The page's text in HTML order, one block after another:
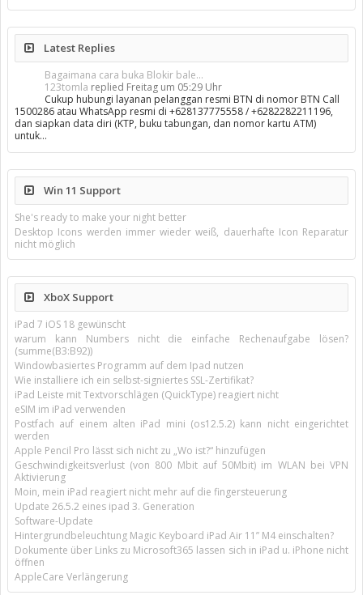
Latest Replies
Bagaimana cara buka Blokir bale...
123tomla replied Freitag um 05:29 Uhr
Cukup hubungi layanan pelanggan resmi BTN di nomor BTN Call
1500286 atau WhatsApp resmi di +628137775558 / +6282282211196,
dan siapkan data diri (KTP, buku tabungan, dan nomor kartu ATM)
untuk…
Win 11 Support
She's ready to make your night better
Desktop Icons werden immer wieder weiß, dauerhafte Icon Reparatur
nicht möglich
XboX Support
iPad 7 iOS 18 gewünscht
warum kann Numbers nicht die einfache Rechenaufgabe lösen?
(summe(B3:B92))
Windowbasiertes Programm auf dem Ipad nutzen
Wie installiere ich ein selbst-signiertes SSL-Zertifikat?
iPad Leiste mit Textvorschlägen (QuickType) reagiert nicht
eSIM im iPad verwenden
Postfach auf einem alten iPad mini (os12.5.2) kann nicht eingerichtet
werden
Apple Pencil Pro lässt sich nicht zu „Wo ist?“ hinzufügen
Geschwindigkeitsverlust (von 800 Mbit auf 50Mbit) im WLAN bei VPN
Aktivierung
Moin, mein iPad reagiert nicht mehr auf die fingersteuerung
Update 26.5.2 eines ipad 3. Generation
Software-Update
Hintergrundbeleuchtung Magic Keyboard iPad Air 11’’ M4 einschalten?
Dokumente über Links zu Microsoft365 lassen sich in iPad u. iPhone nicht
öffnen
AppleCare Verlängerung